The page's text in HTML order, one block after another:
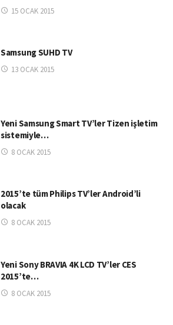
15 OCAK 2015
Samsung SUHD TV
13 OCAK 2015
Yeni Samsung Smart TV’ler Tizen işletim
sistemiyle…
8 OCAK 2015
2015’te tüm Philips TV’ler Android’li
olacak
8 OCAK 2015
Yeni Sony BRAVIA 4K LCD TV’ler CES
2015’te…
8 OCAK 2015